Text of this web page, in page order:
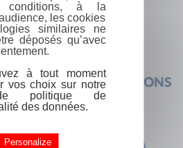
?FOIRE AUX QUESTIONS
conditions, à la
les cookies
similaires ne
déposés qu’avec
à tout moment
vos choix sur notre
politique de
des données.
Personalize